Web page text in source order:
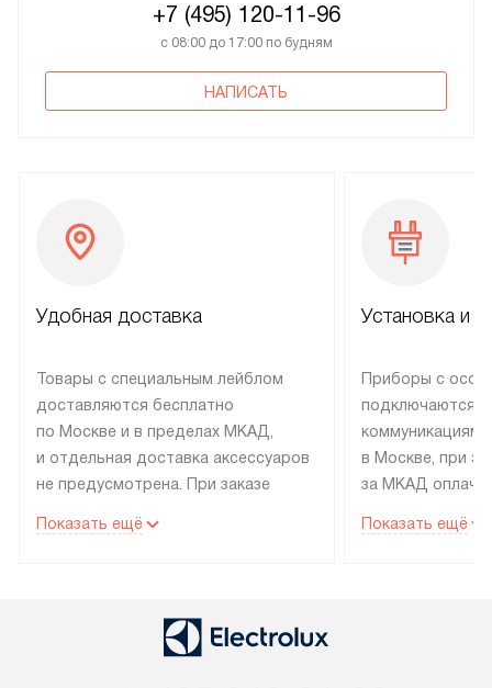
+7 (495) 120-11-96
с 08:00 до 17:00 по будням
НАПИСАТЬ
Удобная доставка
Товары с специальным лейблом
доставляются бесплатно
по Москве и в пределах МКАД,
и отдельная доставка аксессуаров
не предусмотрена. При заказе
рекомендуем обсудить
со статусом «В наличии» могут
быть отправлены покупателю
Показать ещё
Установка и
Приборы с
подключаются к
коммуникациям
в Москве, при
за МКАД
партнера
Показать ещё